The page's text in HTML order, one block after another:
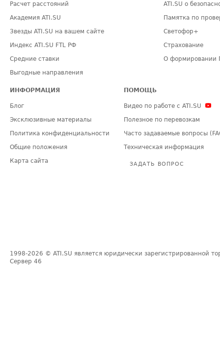
Расчет расстояний
Академия ATI.SU
Звезды ATI.SU на вашем сайте
Индекс ATI.SU FTL РФ
Средние ставки
Выгодные направления
ATI.SU о
Памятка по
Светофор+
Страхование
О формировании
ИНФОРМАЦИЯ
Блог
Эксклюзивные материалы
Политика конфиденциальности
Общие положения
Карта сайта
ПОМОЩЬ
Видео по работе с ATI.SU
Полезное по перевозкам
Часто задаваемые вопросы
Техническая информация
ЗАДАТЬ ВОПРОС
1998-2026 © ATI.SU является юридически зарегистрированной
Сервер 46